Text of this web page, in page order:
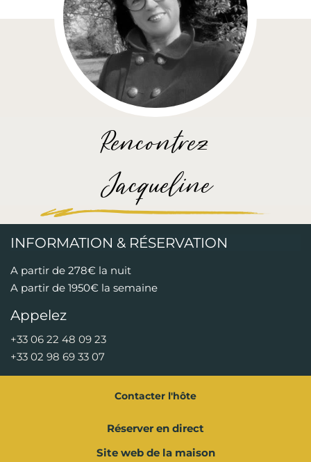
Rencontrez
Jacqueline
INFORMATION & RÉSERVATION
A partir de 278€ la nuit
A partir de 1950€ la semaine
Appelez
+33 06 22 48 09 23
+33 02 98 69 33 07
Contacter l'hôte
Réserver en direct
Site web de la maison